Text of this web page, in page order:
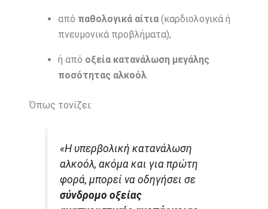
από παθολογικά αίτια(καρδιολογικά ή
πνευμονικά προβλήματα),
ή από οξεία κατανάλωση μεγάλης
ποσότητας αλκοόλ.
Όπως τονίζει:
«Η υπερβολική κατανάλωση
αλκοόλ, ακόμα και για πρώτη
φορά, μπορεί να οδηγήσει σε
σύνδρομο οξείας